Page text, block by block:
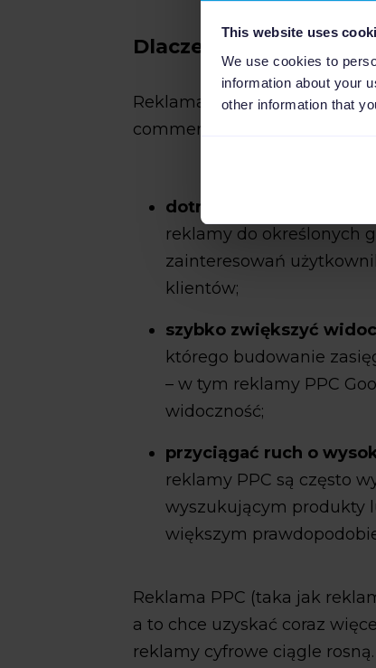
This website uses
We use cookies to
information about your
other information that
Dlaczego reklama
Reklama PPC (np. reklama
commerce, ponieważ
dotrzeć do konkretnych
reklamy do określonych
zainteresowań
klientów;
szybko zwiększyć
którego budowanie
– w tym reklamy PPC
widoczność;
przyciągać ruch o
reklamy PPC są często
wyszukującym produkty
większym
Reklama PPC (taka jak
a to chce uzyskać coraz
reklamy cyfrowe ciągle rosną.